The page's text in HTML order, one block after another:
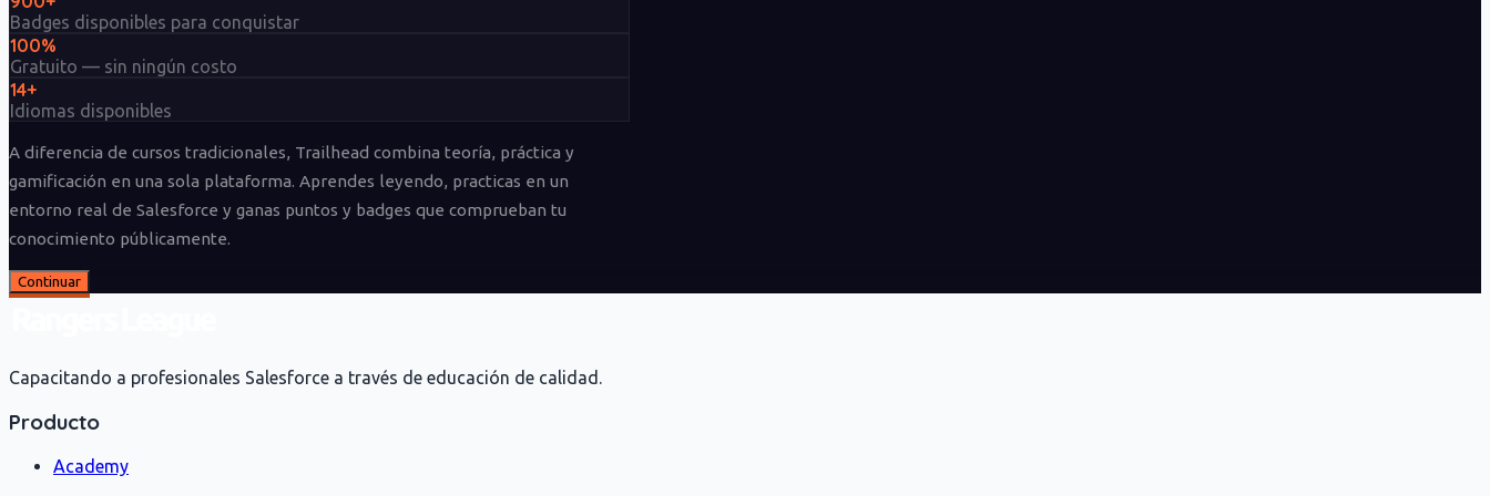
Badges disponibles para conquistar
100%
Gratuito — sin ningún costo
14+
Idiomas disponibles
A diferencia de cursos tradicionales, Trailhead combina teoría, práctica y
gamificación en una sola plataforma. Aprendes leyendo, practicas en un
entorno real de Salesforce y ganas puntos y badges que comprueban tu
conocimiento públicamente.
Continuar
Capacitando a profesionales Salesforce a través de educación de calidad.
Producto
Academy